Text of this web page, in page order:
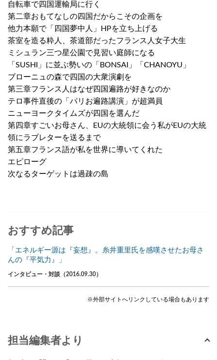
自転車で四国運輸局に行く
第二章おもてなしの四国だからこその企画を
他力本願で「四国夢中人」HPを立ち上げる
茶室を造る粋人、茶道部だったフランス人女子大生
ミシュラン三つ星公園で見習い庭師になる
「SUSHI」に並ぶ勢いの「BONSAI」「CHANOYU」
ブローニュの森で四国の大衆演劇を
第三章フランス人はなぜ四国遍路が好きなのか
テロ事件直後の「パリお遍路講演」が超満員
ニューヨークタイムズが四国を選んだ
第四章すごいお母さん、EUの大統領に会う私がEUの大統
領にラブレターを送るまで
第五章フランス語が私を世界に導いてくれた
エピローグ
次なるターゲットは過疎の島
おすすめ記事
「エネルギー源は『妄想』。糸井重里氏を感嘆させたお母さ
んの『平気力』」
インタビュー・対談（2016.09.30）
※外部サイトへリンクしている場合もあります
担当編集者より